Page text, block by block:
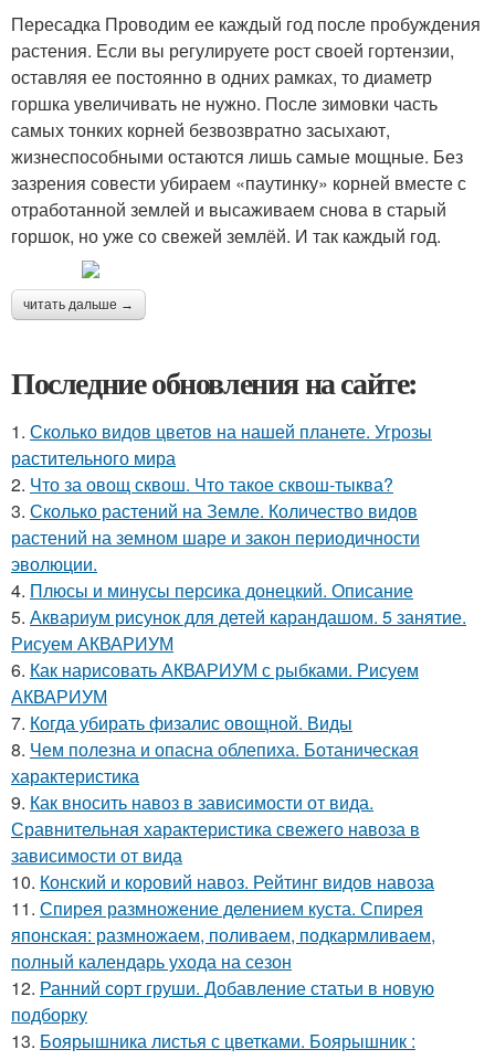
Пересадка Проводим ее каждый год после пробуждения
растения. Если вы регулируете рост своей гортензии,
оставляя ее постоянно в одних рамках, то диаметр
горшка увеличивать не нужно. После зимовки часть
самых тонких корней безвозвратно засыхают,
жизнеспособными остаются лишь самые мощные. Без
зазрения совести убираем «паутинку» корней вместе с
отработанной землей и высаживаем снова в старый
горшок, но уже со свежей землёй. И так каждый год.
читать дальше →
Последние обновления на сайте:
1. Сколько видов цветов на нашей планете. Угрозы
растительного мира
2. Что за овощ сквош. Что такое сквош-тыква?
3. Сколько растений на Земле. Количество видов
растений на земном шаре и закон периодичности
эволюции.
4. Плюсы и минусы персика донецкий. Описание
5. Аквариум рисунок для детей карандашом. 5 занятие.
Рисуем АКВАРИУМ
6. Как нарисовать АКВАРИУМ с рыбками. Рисуем
АКВАРИУМ
7. Когда убирать физалис овощной. Виды
8. Чем полезна и опасна облепиха. Ботаническая
характеристика
9. Как вносить навоз в зависимости от вида.
Сравнительная характеристика свежего навоза в
зависимости от вида
10. Конский и коровий навоз. Рейтинг видов навоза
11. Спирея размножение делением куста. Спирея
японская: размножаем, поливаем, подкармливаем,
полный календарь ухода на сезон
12. Ранний сорт груши. Добавление статьи в новую
подборку
13. Боярышника листья с цветками. Боярышник :